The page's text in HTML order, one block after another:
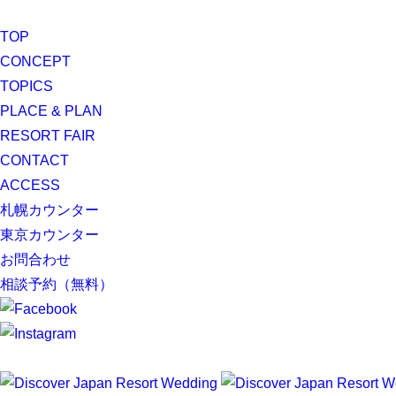
TOP
CONCEPT
TOPICS
PLACE & PLAN
RESORT FAIR
CONTACT
ACCESS
札幌カウンター
東京カウンター
お問合わせ
相談予約（無料）